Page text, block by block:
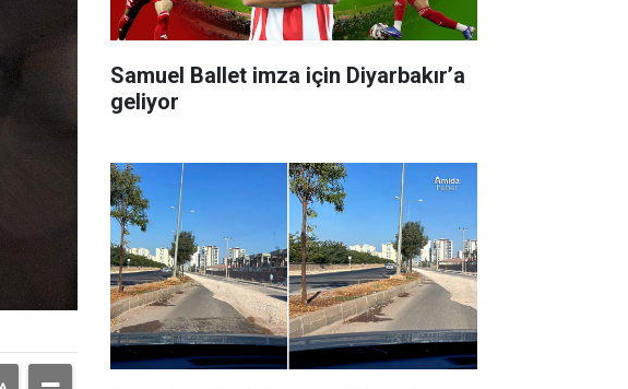
Samuel Ballet imza için Diyarbakır’a
geliyor